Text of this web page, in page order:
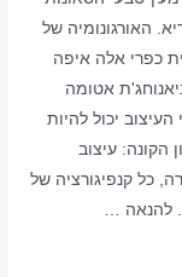
האורגונומיה של
כפרי אלה איפה
אטומה
יכול להיות
הקונה: עיצוב
כל קנפיגורציה של
להנאה …